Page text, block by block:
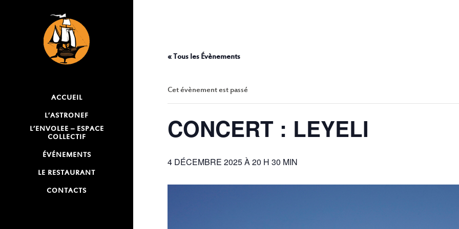
ACCUEIL
L’ASTRONEF
L’ENVOLEE – ESPACE
COLLECTIF
ÉVÉNEMENTS
LE RESTAURANT
CONTACTS
« Tous les Évènements
Cet évènement est passé
CONCERT : LEYELI
4 DÉCEMBRE 2025 À 20 H 30 MIN